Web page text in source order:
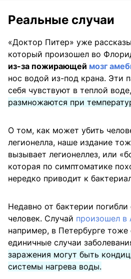
Реальные случаи
«Доктор Питер» уже
который произошел во
из-за пожирающей мозг
нос водой из-под крана. Эти
себя чувствуют в теплой
размножаются при
О том, как может убить
легионелла, наше издание
вызывает легионеллез, или
которая по симптоматике
нередко приводит к
Недавно от бактерии погибли
человек. Случай произошел в
например, в Петербурге тоже
единичные случаи
заражения могут быть
системы нагрева воды.